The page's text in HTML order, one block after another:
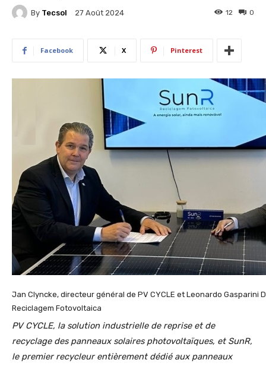
By Tecsol 27 Août 2024 0
12
Facebook X Pinterest
Jan Clyncke, directeur général de PV CYCLE et Leonardo Gasparini
Reciclagem Fotovoltaica
PV CYCLE, la solution industrielle de reprise et de
recyclage des panneaux solaires photovoltaïques, et SunR,
le premier recycleur entièrement dédié aux panneaux